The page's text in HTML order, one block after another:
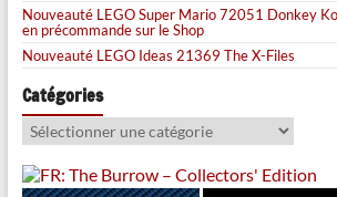
Nouveauté LEGO Super Mario 72051 Donkey
en précommande sur le Shop
Nouveauté LEGO Ideas 21369 The X-Files
Catégories
Catégories